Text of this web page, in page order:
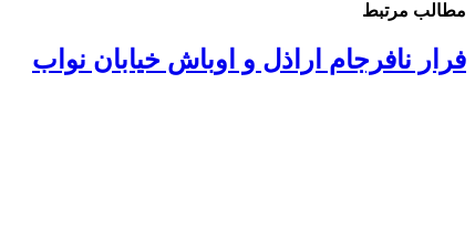
مطالب مرتبط
فرار نافرجام اراذل و اوباش خیابان نواب